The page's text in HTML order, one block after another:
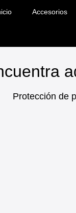
Accesorios
Protección de